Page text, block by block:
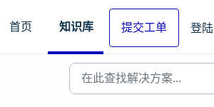
首页 知识库 提交工单 登陆